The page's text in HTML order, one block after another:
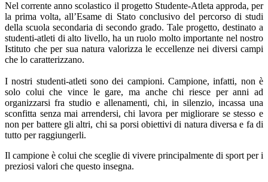
Nel corrente anno scolastico il progetto Studente-Atleta approda, per
la prima volta, all’Esame di Stato conclusivo del percorso di studi
della scuola secondaria di secondo grado. Tale progetto, destinato a
studenti-atleti di alto livello, ha un ruolo molto importante nel nostro
Istituto che per sua natura valorizza le eccellenze nei diversi campi
che lo caratterizzano.
I nostri studenti-atleti sono dei campioni. Campione, infatti, non è
solo colui che vince le gare, ma anche chi riesce per anni ad
organizzarsi fra studio e allenamenti, chi, in silenzio, incassa una
sconfitta senza mai arrendersi, chi lavora per migliorare se stesso e
non per battere gli altri, chi sa porsi obiettivi di natura diversa e fa di
tutto per raggiungerli.
Il campione è colui che sceglie di vivere principalmente di sport per i
preziosi valori che questo insegna.